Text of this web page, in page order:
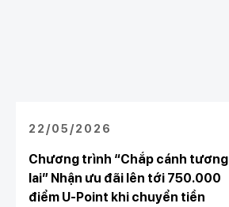
22/05/2026
Chương trình “Chắp cánh tương
lai” Nhận ưu đãi lên tới 750.000
điểm U-Point khi chuyển tiền